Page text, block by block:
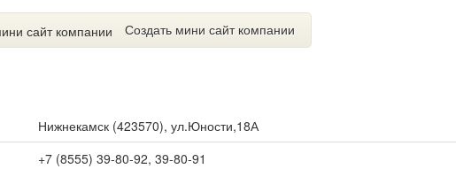
Создать мини сайт компании
Нижнекамск (423570), ул.Юности,18А
+7 (8555) 39-80-92, 39-80-91